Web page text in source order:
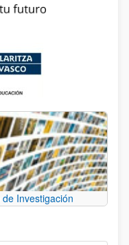
Investigación